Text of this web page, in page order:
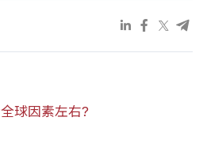
球因素左右?